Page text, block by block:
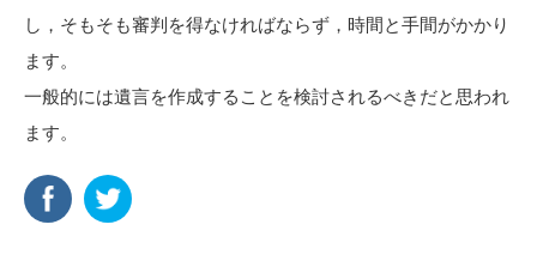
し，そもそも審判を得なければならず，時間と手間がかかり
ます。
一般的には遺言を作成することを検討されるべきだと思われ
ます。